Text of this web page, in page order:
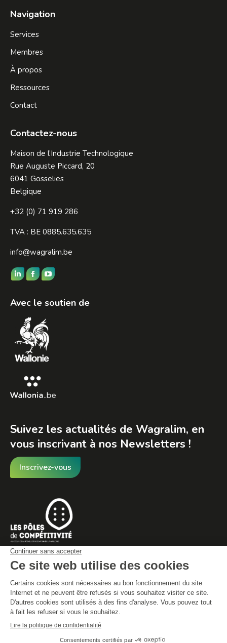
Navigation
Services
Membres
À propos
Ressources
Contact
Contactez-nous
Maison de l’Industrie Technologique
Rue Auguste Piccard, 20
6041 Gosselies
Belgique
+32 (0) 71 919 286
TVA : BE 0885.635.635
info@wagralim.be
Trouvez nous sur :
Facebook
opens
new
window
YouTube
opens
new
window
LinkedIn
opens
new
window
Avec le soutien de
Suivez les actualités de Wagralim, en
vous inscrivant à nos Newsletters !
Inscrivez-vous
Conditions générales de vente
Déclaration de protection des données